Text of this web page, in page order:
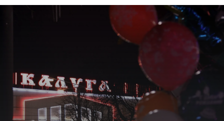
Недвижимость и ЖКХ
Погода
Праздники
Происшествия
Спорт